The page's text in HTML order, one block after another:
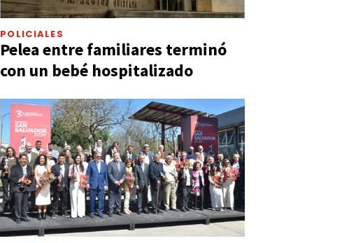
POLICIALES
Pelea entre familiares terminó
con un bebé hospitalizado